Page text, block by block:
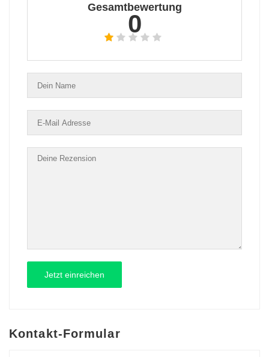
Gesamtbewertung
0
Kontakt-Formular